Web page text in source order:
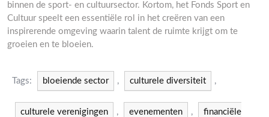
binnen de sport- en cultuursector. Kortom, het Fonds Sport en
Cultuur speelt een essentiële rol in het creëren van een
inspirerende omgeving waarin talent de ruimte krijgt om te
groeien en te bloeien.
Tags: bloeiende sector , culturele diversiteit ,
culturele verenigingen , evenementen , financiële